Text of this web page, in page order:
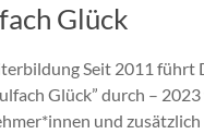
Glück
Seit 2011
Glück” durch –
und